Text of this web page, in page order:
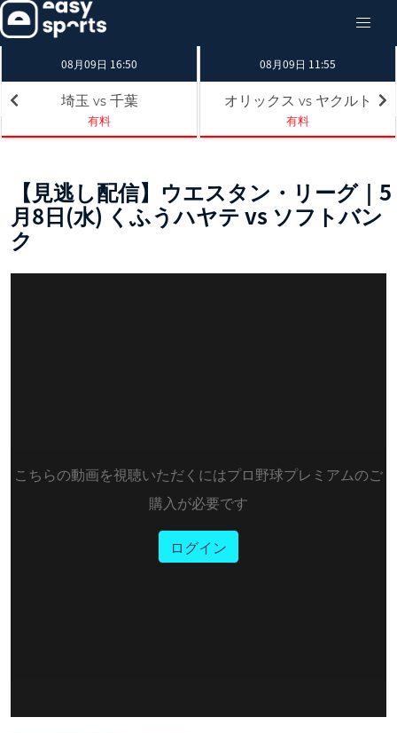
08月09日 16:50
埼玉 vs 千葉
有料
08月09日 11:55
オリックス vs ヤクルト
有料
【見逃し配信】ウエスタン・リーグ｜5
月8日(水) くふうハヤテ vs ソフトバン
ク
こちらの動画を視聴いただくにはプロ野球プレミアムのご
購入が必要です
ログイン